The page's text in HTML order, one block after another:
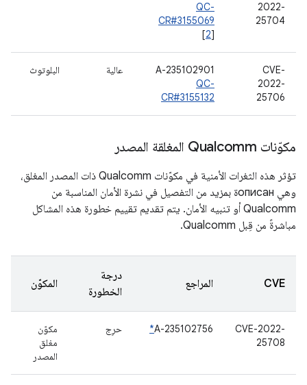
2022-
25704
QC-
CR#3155069
[2]
CVE-
2022-
25706
A-235102901
QC-
CR#3155132
عالية البلوتوث
مكوّنات Qualcomm المغلقة المصدر
تؤثر هذه الثغرات الأمنية في مكوّنات Qualcomm ذات المصدر المغلق،
وهي описанة بمزيد من التفصيل في نشرة الأمان المناسبة من
Qualcomm أو تنبيه الأمان. يتم تقديم تقييم خطورة هذه المشاكل
مباشرةً من قِبل Qualcomm.
CVE المراجع
درجة
الخطورة
المكوّن
CVE-2022-
25708
A-235102756
* حرِج
مكوّن
مغلق
المصدر